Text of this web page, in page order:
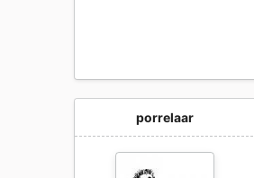
porrelaar